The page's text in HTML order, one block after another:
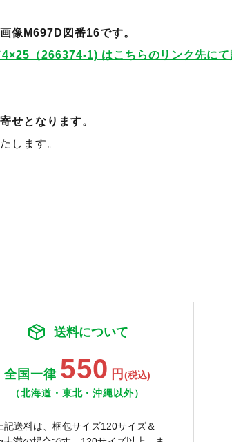
像M697D図番16です。
（266374-1) はこちらのリンク先に
せとなります。
します。
送料について
全国一律 550 円 (税込)
（北海道・東北・沖縄以外）
送料は、梱包サイズ120サイズ＆